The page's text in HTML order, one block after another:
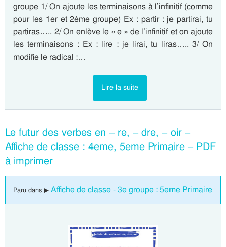
groupe 1/ On ajoute les terminaisons à l’infinitif (comme
pour les 1er et 2ème groupe) Ex : partir : je partirai, tu
partiras….. 2/ On enlève le « e » de l’infinitif et on ajoute
les terminaisons : Ex : lire : je lirai, tu liras….. 3/ On
modifie le radical :…
Lire la suite
Le futur des verbes en – re, – dre, – oir –
Affiche de classe : 4eme, 5eme Primaire – PDF
à imprimer
Paru dans ▶ Affiche de classe - 3e groupe : 5eme Primaire